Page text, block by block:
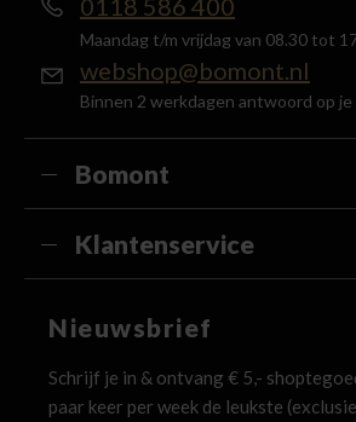
0118 586 400
Maandag t/m vrijdag van 08.30 tot
webshop@bomont.nl
Binnen 2 werkdagen antwoord op je
Bomont
Klantenservice
Nieuwsbrief
Schrijf je in & ontvang € 5,-
paar keer per week de leukste